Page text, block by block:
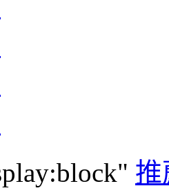
推